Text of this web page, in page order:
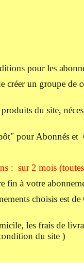
pour les
créer un groupe
du site,
pour Abonnés et
: sur 2 mois (toutes
fin à votre
choisis est
les frais de
du site )